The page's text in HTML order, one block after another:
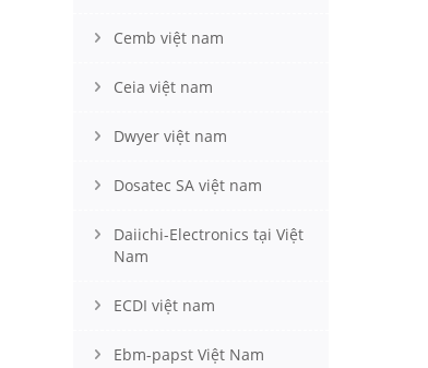
Cemb việt nam
Ceia việt nam
Dwyer việt nam
Dosatec SA việt nam
Daiichi-Electronics tại Việt
Nam
ECDI việt nam
Ebm-papst Việt Nam